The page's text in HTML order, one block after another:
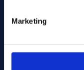
Marketing